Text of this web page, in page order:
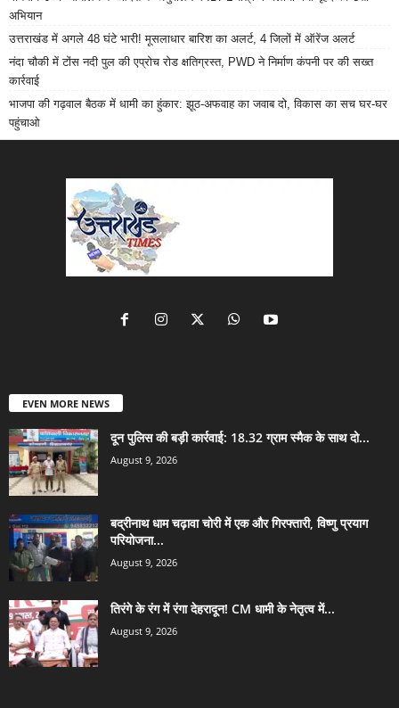
अभियान
उत्तराखंड में अगले 48 घंटे भारी! मूसलाधार बारिश का अलर्ट, 4 जिलों में ऑरेंज अलर्ट
नंदा चौकी में टोंस नदी पुल की एप्रोच रोड क्षतिग्रस्त, PWD ने निर्माण कंपनी पर की सख्त
कार्रवाई
भाजपा की गढ़वाल बैठक में धामी का हुंकार: झूठ-अफवाह का जवाब दो, विकास का सच घर-घर
पहुंचाओ
EVEN MORE NEWS
दून पुलिस की बड़ी कार्रवाई: 18.32 ग्राम स्मैक के साथ दो...
August 9, 2026
बद्रीनाथ धाम चढ़ावा चोरी में एक और गिरफ्तारी, विष्णु प्रयाग
परियोजना...
August 9, 2026
तिरंगे के रंग में रंगा देहरादून! CM धामी के नेतृत्व में...
August 9, 2026